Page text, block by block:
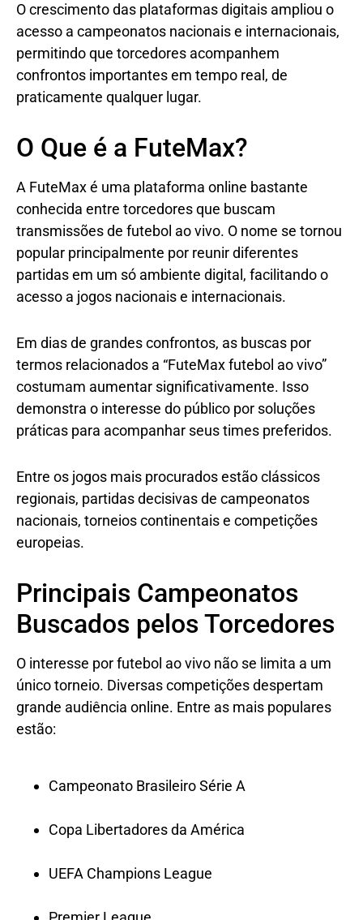
O crescimento das plataformas digitais ampliou o
acesso a campeonatos nacionais e internacionais,
permitindo que torcedores acompanhem
confrontos importantes em tempo real, de
praticamente qualquer lugar.
O Que é a FuteMax?
A FuteMax é uma plataforma online bastante
conhecida entre torcedores que buscam
transmissões de futebol ao vivo. O nome se tornou
popular principalmente por reunir diferentes
partidas em um só ambiente digital, facilitando o
acesso a jogos nacionais e internacionais.
Em dias de grandes confrontos, as buscas por
termos relacionados a “FuteMax futebol ao vivo”
costumam aumentar significativamente. Isso
demonstra o interesse do público por soluções
práticas para acompanhar seus times preferidos.
Entre os jogos mais procurados estão clássicos
regionais, partidas decisivas de campeonatos
nacionais, torneios continentais e competições
europeias.
Principais Campeonatos
Buscados pelos Torcedores
O interesse por futebol ao vivo não se limita a um
único torneio. Diversas competições despertam
grande audiência online. Entre as mais populares
estão:
Campeonato Brasileiro Série A
Copa Libertadores da América
UEFA Champions League